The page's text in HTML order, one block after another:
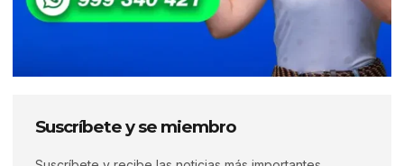
Suscríbete y se miembro